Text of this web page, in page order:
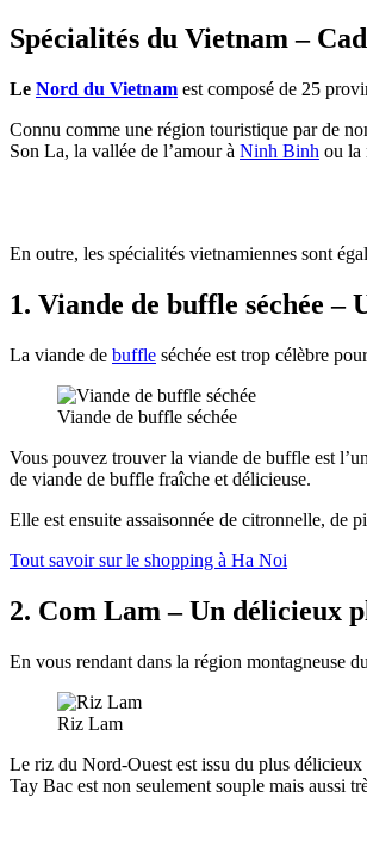
Spécialités du Vietnam –
Le Nord du Vietnam est composé de 25
Connu comme une région touristique par de
Son La, la vallée de l’amour à Ninh Binh ou la
En outre, les spécialités vietnamiennes sont
1. Viande de buffle séchée –
La viande de buffle séchée est trop célèbre
Viande de buffle séchée
Vous pouvez trouver la viande de buffle est
de viande de buffle fraîche et délicieuse.
Elle est ensuite assaisonnée de citronnelle, de
Tout savoir sur le shopping à Ha Noi
2. Com Lam – Un délicieux
En vous rendant dans la région montagneuse
Riz Lam
Le riz du Nord-Ouest est issu du plus délicieux
Tay Bac est non seulement souple mais aussi